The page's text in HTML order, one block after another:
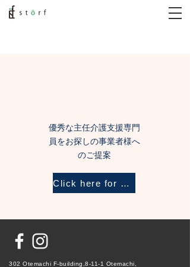
優秀な主任介護支援専門
員をお探しの事業者様へ
のご提案
Click here for details
302 Otemachi F-building,8-11-1 Otemachi,